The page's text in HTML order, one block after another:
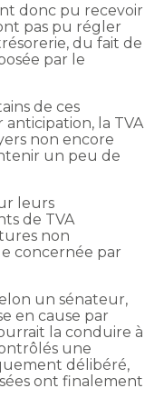
donc pu recevoir
pas pu régler
du fait de
par le
de ces
la TVA
non encore
un peu de
leurs
de TVA
non
concernée par
un sénateur,
en cause par
la conduire à
une
délibéré,
ont finalement